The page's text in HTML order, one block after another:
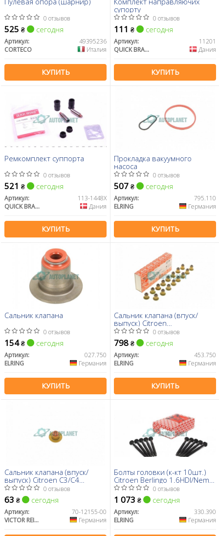
0 отзывов
525 ₴ сегодня
Артикул:
49395236
CORTECO
Италия
КУПИТЬ
супорту
0 отзывов
111 ₴ сегодня
Артикул:
11201
QUICK BRAKE
Дания
КУПИТЬ
Ремкомплект суппорта
0 отзывов
521 ₴ сегодня
Артикул:
113-1448X
QUICK BRAKE
Дания
КУПИТЬ
Прокладка вакуумного
насоса
0 отзывов
507 ₴ сегодня
Артикул:
795.110
ELRING
Германия
КУПИТЬ
Сальник клапана
0 отзывов
154₴ сегодня
Артикул:
027.750
ELRING
Германия
КУПИТЬ
Сальник клапана (впуск/
выпуск) Citroen
Jumper/Jumpy/Peugeot
Boxer/Expert 2.0 HDi 11- (к-кт
16шт)
0 отзывов
798 ₴ сегодня
Артикул:
453.750
ELRING
Германия
КУПИТЬ
Сальник клапана (впуск/
выпуск) Citroen C3/C4
Peugeot 208 12-
0 отзывов
63 ₴ сегодня
Артикул:
70-12155-00
VICTOR REINZ
Германия
Болты головки (к-кт 10шт.)
Citroen Berlingo 1.6HDI/Nemo
1.4HDI (M11x1.5x147)
0 отзывов
1 073 ₴ сегодня
Артикул:
330.390
ELRING
Германия